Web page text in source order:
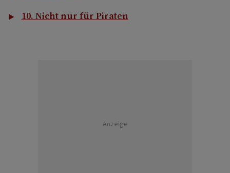
10. Nicht nur für Piraten
Anzeige